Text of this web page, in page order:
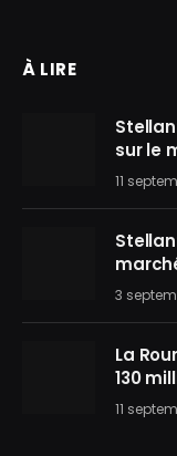
À LIRE
sur le
11
3
La
130
11